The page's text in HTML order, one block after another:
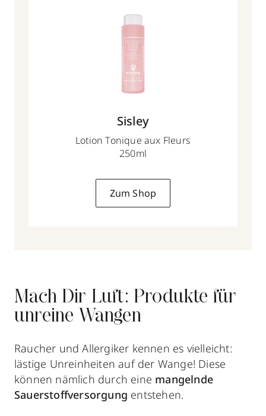
Sisley
Lotion Tonique aux Fleurs
250ml
Zum Shop
Mach Dir Luft: Produkte für
unreine Wangen
Raucher und Allergiker kennen es vielleicht:
lästige Unreinheiten auf der Wange! Diese
können nämlich durch eine mangelnde
Sauerstoffversorgung entstehen.